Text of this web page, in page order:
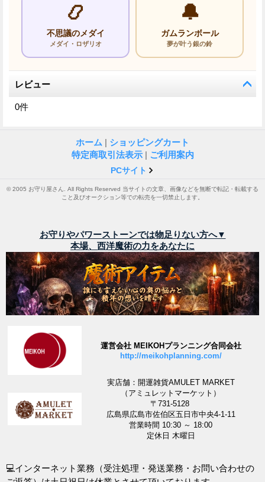
📿
不思議のメダイ
メダイ・ロザリオ
🔔
ガムランボール
夢が叶う銀の鈴
レビュー
0件
ホーム | ショッピングカート
特定商取引法表示 | ご利用案内
PCサイト
© 2005 お守り屋さん. All Rights Reserved 当サイトの文章、画像などを無断で転記・転載する
こと及びオークション等での転売を一切禁止します。
お守りやパワーストーンでは物足りない方へ▼
本場、西洋魔術の力をあなたに
運営会社 MEIKOHプランニング合同会社
http://meikohplanning.com/
実店舗：開運雑貨AMULET MARKET
（アミュレットマーケット）
〒731-5128
広島県広島市佐伯区五日市中央4-1-11
営業時間 10:30 ～ 18:00
定休日 木曜日
💻インターネット業務（受注処理・発送業務・お問い合わせの